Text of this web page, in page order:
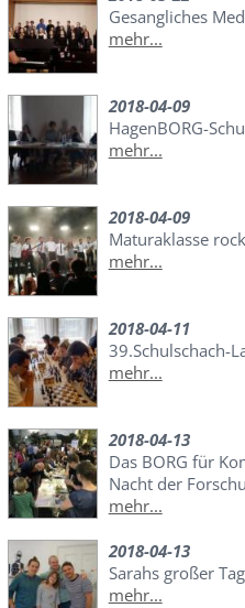
Gesangliches
mehr...
2018-04-09
HagenBORG-
mehr...
2018-04-09
Maturaklasse
mehr...
2018-04-11
39.Schulschach-
mehr...
2018-04-13
Das BORG für
Nacht der
mehr...
2018-04-13
Sarahs großer
mehr...